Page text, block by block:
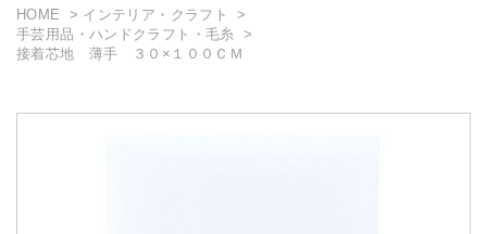
HOME
インテリア・クラフト
手芸用品・ハンドクラフト・毛糸
接着芯地 薄手 ３０×１００ＣＭ